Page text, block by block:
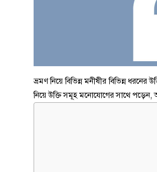
ভ্রমণ নিয়ে বিভিন্ন মনীষীর বিভিন্ন
নিয়ে উক্তি সমূহ মনোযোগের সাথে